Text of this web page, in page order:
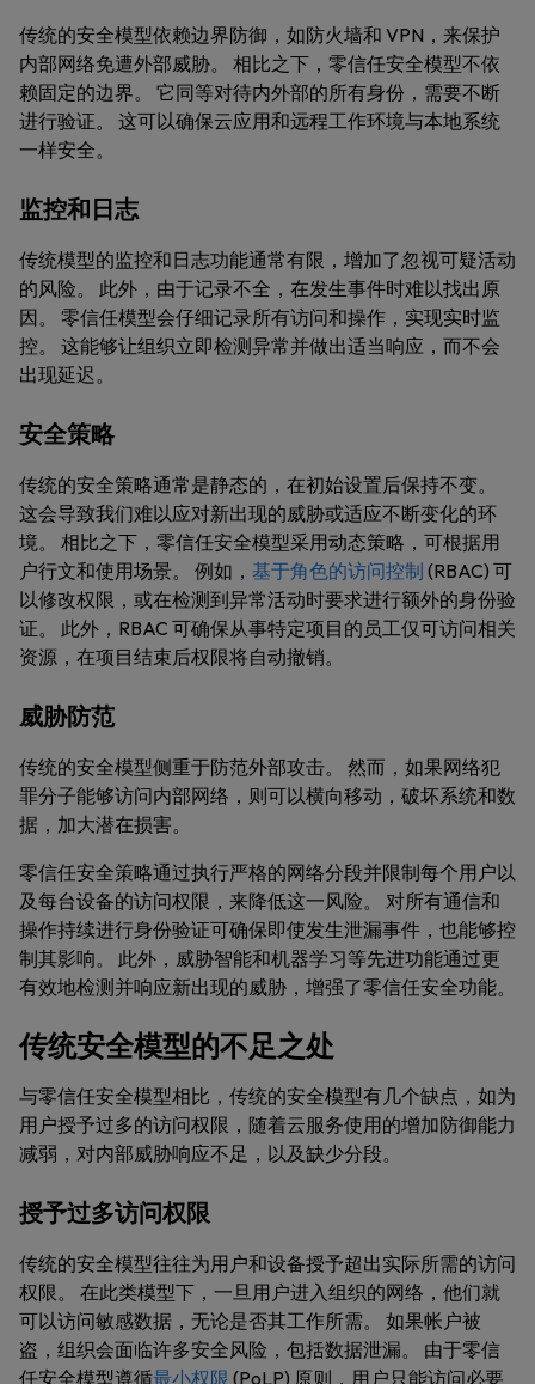
传统的安全模型依赖边界防御，如防火墙和 VPN，来保护
内部网络免遭外部威胁。 相比之下，零信任安全模型不依
赖固定的边界。 它同等对待内外部的所有身份，需要不断
进行验证。 这可以确保云应用和远程工作环境与本地系统
一样安全。
监控和日志
传统模型的监控和日志功能通常有限，增加了忽视可疑活动
的风险。 此外，由于记录不全，在发生事件时难以找出原
因。 零信任模型会仔细记录所有访问和操作，实现实时监
控。 这能够让组织立即检测异常并做出适当响应，而不会
出现延迟。
安全策略
传统的安全策略通常是静态的，在初始设置后保持不变。
这会导致我们难以应对新出现的威胁或适应不断变化的环
境。 相比之下，零信任安全模型采用动态策略，可根据用
户行文和使用场景。 例如， 基于角色的访问控制 (RBAC) 可
以修改权限，或在检测到异常活动时要求进行额外的身份验
证。 此外，RBAC 可确保从事特定项目的员工仅可访问相关
资源，在项目结束后权限将自动撤销。
威胁防范
传统的安全模型侧重于防范外部攻击。 然而，如果网络犯
罪分子能够访问内部网络，则可以横向移动，破坏系统和数
据，加大潜在损害。
零信任安全策略通过执行严格的网络分段并限制每个用户以
及每台设备的访问权限，来降低这一风险。 对所有通信和
操作持续进行身份验证可确保即使发生泄漏事件，也能够控
制其影响。 此外，威胁智能和机器学习等先进功能通过更
有效地检测并响应新出现的威胁，增强了零信任安全功能。
传统安全模型的不足之处
与零信任安全模型相比，传统的安全模型有几个缺点，如为
用户授予过多的访问权限，随着云服务使用的增加防御能力
减弱，对内部威胁响应不足，以及缺少分段。
授予过多访问权限
传统的安全模型往往为用户和设备授予超出实际所需的访问
权限。 在此类模型下，一旦用户进入组织的网络，他们就
可以访问敏感数据，无论是否其工作所需。 如果帐户被
盗，组织会面临许多安全风险，包括数据泄漏。 由于零信
任安全模型遵循最小权限 (PoLP) 原则，用户只能访问必要